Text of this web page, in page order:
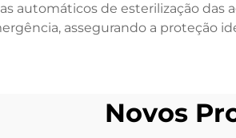
automáticos de esterilização
assegurando a proteção
Novos